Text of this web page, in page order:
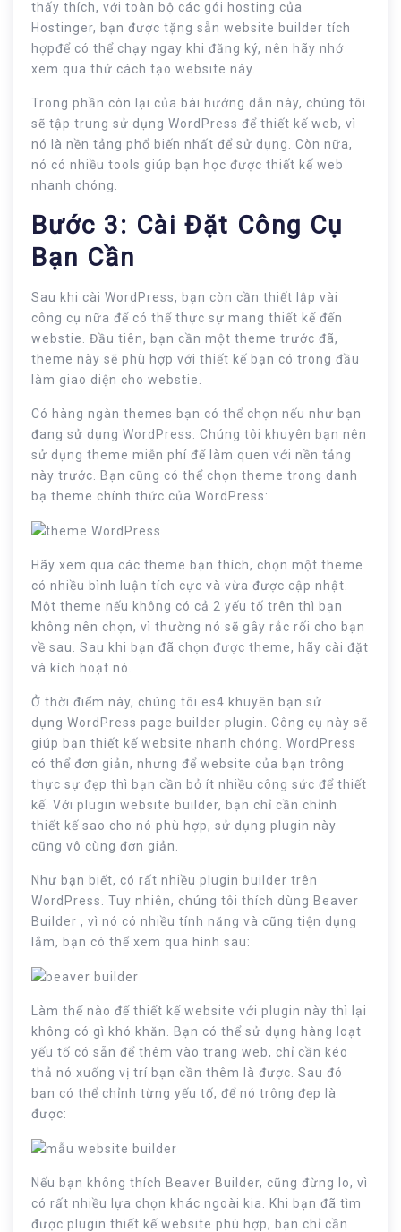
thấy thích, với toàn bộ các gói hosting của
Hostinger, bạn được tặng sẵn website builder tích
hợpđể có thể chạy ngay khi đăng ký, nên hãy nhớ
xem qua thử cách tạo website này.
Trong phần còn lại của bài hướng dẫn này, chúng tôi
sẽ tập trung sử dụng WordPress để thiết kế web, vì
nó là nền tảng phổ biến nhất để sử dụng. Còn nữa,
nó có nhiều tools giúp bạn học được thiết kế web
nhanh chóng.
Bước 3: Cài Đặt Công Cụ
Bạn Cần
Sau khi cài WordPress, bạn còn cần thiết lập vài
công cụ nữa để có thể thực sự mang thiết kế đến
webstie. Đầu tiên, bạn cần một theme trước đã,
theme này sẽ phù hợp với thiết kế bạn có trong đầu
làm giao diện cho webstie.
Có hàng ngàn themes bạn có thể chọn nếu như bạn
đang sử dụng WordPress. Chúng tôi khuyên bạn nên
sử dụng theme miễn phí để làm quen với nền tảng
này trước. Bạn cũng có thể chọn theme trong danh
bạ theme chính thức của WordPress:
Hãy xem qua các theme bạn thích, chọn một theme
có nhiều bình luận tích cực và vừa được cập nhật.
Một theme nếu không có cả 2 yếu tố trên thì bạn
không nên chọn, vì thường nó sẽ gây rắc rối cho bạn
về sau. Sau khi bạn đã chọn được theme, hãy cài đặt
và kích hoạt nó.
Ở thời điểm này, chúng tôi es4 khuyên bạn sử
dụng WordPress page builder plugin. Công cụ này sẽ
giúp bạn thiết kế website nhanh chóng. WordPress
có thể đơn giản, nhưng để website của bạn trông
thực sự đẹp thì bạn cần bỏ ít nhiều công sức để thiết
kế. Với plugin website builder, bạn chỉ cần chỉnh
thiết kế sao cho nó phù hợp, sử dụng plugin này
cũng vô cùng đơn giản.
Như bạn biết, có rất nhiều plugin builder trên
WordPress. Tuy nhiên, chúng tôi thích dùng Beaver
Builder , vì nó có nhiều tính năng và cũng tiện dụng
lắm, bạn có thể xem qua hình sau:
Làm thế nào để thiết kế website với plugin này thì lại
không có gì khó khăn. Bạn có thể sử dụng hàng loạt
yếu tố có sẵn để thêm vào trang web, chỉ cần kéo
thả nó xuống vị trí bạn cần thêm là được. Sau đó
bạn có thể chỉnh từng yếu tố, để nó trông đẹp là
được:
Nếu bạn không thích Beaver Builder, cũng đừng lo, vì
có rất nhiều lựa chọn khác ngoài kia. Khi bạn đã tìm
được plugin thiết kế website phù hợp, bạn chỉ cần